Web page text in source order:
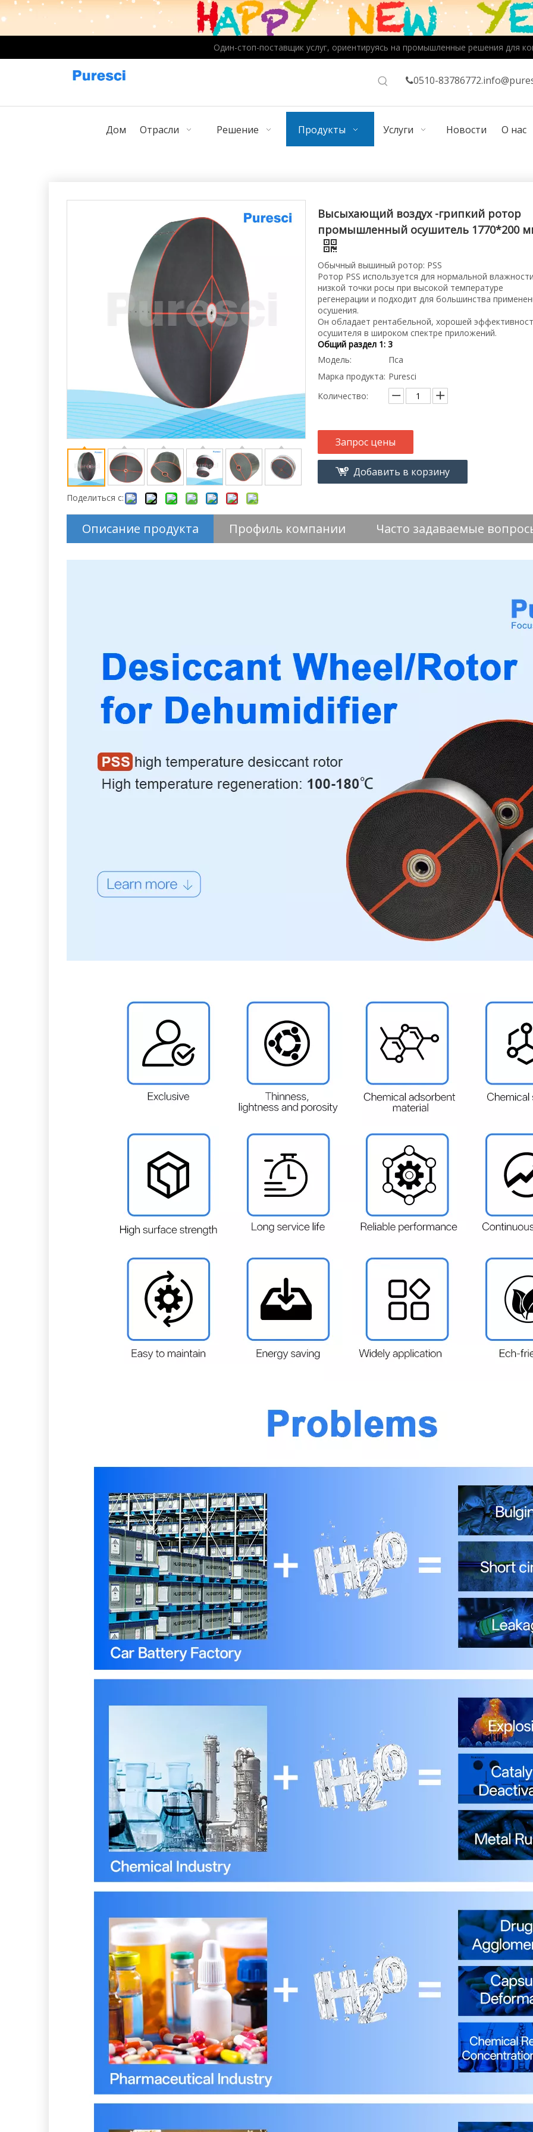
Один-стоп-поставщик услуг, ориентируясь на промышленные решения для
0510-83786772.
Дом Отрасли Решение Продукты Услуги Новости О нас
Поделиться с:
Высыхающий воздух -грипкий ротор
промышленный осушитель 1770*200
Обычный вышиный ротор: PSS
Ротор PSS используется для нормальной
низкой точки росы при высокой температуре
регенерации и подходит для большинства
осушения.
Он обладает рентабельной, хорошей
осушителя в широком спектре приложений.
Общий раздел 1: 3
Модель:
Пса
Марка продукта: Puresci
Количество:
Запрос цены
Добавить в корзину
Описание продукта Профиль компании Часто задаваемые